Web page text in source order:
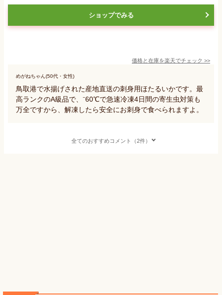
ショップでみる
価格と在庫を楽天でチェック >>
めがねちゃん(50代・女性)
鳥取港で水揚げされた産地直送の刺身用ほたるいかです。最
高ランクのA級品で、⁻60℃で急速冷凍4日間の寄生虫対策も
万全ですから、解凍したら安全にお刺身で食べられますよ。
全てのおすすめコメント（2件）